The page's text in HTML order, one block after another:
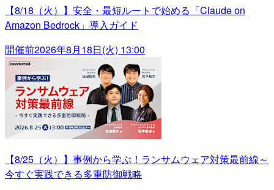
【8/18（火）】安全・最短ルートで始める「Claude on
Amazon Bedrock」導入ガイド
開催前2026年8月18日(火) 13:00
【8/25（火）】事例から学ぶ！ランサムウェア対策最前線～
今すぐ実践できる多重防御戦略